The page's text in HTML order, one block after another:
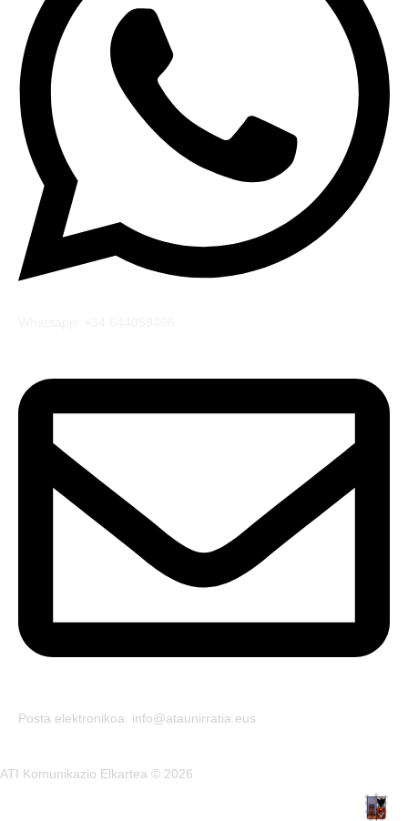
Posta elektronikoa: info@ataunirratia.eus
ATI Komunikazio Elkartea © 2026